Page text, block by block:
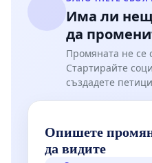
Има ли
да
Промяната не се
Стартирайте
създадете
Опишете
да видите